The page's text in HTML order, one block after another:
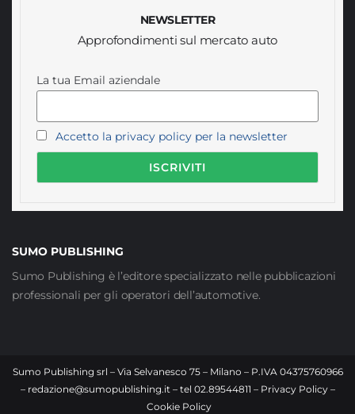
NEWSLETTER
Approfondimenti sul mercato auto
La tua Email aziendale
Accetto la privacy policy per la newsletter
SUMO PUBLISHING
Sumo Publishing è l’editore specializzato nelle pubblicazioni
professionali per gli operatori dell’automotive.
Sumo Publishing srl – Via Selvanesco 75 – Milano – P.IVA 04375760966
– redazione@sumopublishing.it– tel 02.89544811 – Privacy Policy–
Cookie Policy